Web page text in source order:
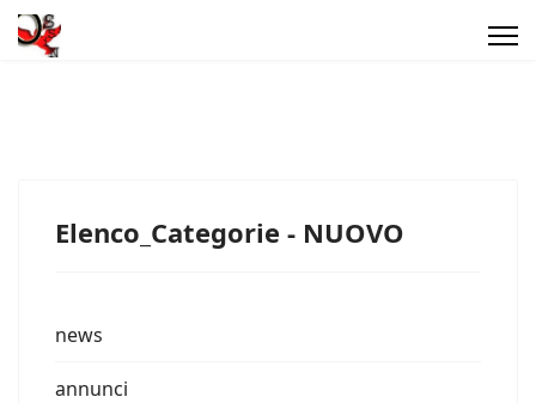
Elenco_Categorie - NUOVO
news
annunci